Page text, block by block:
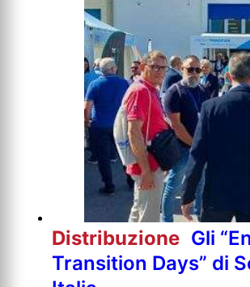
Distribuzione Gli
Transition Days” di